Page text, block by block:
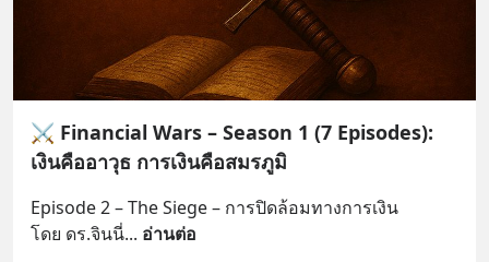
⚔️ Financial Wars – Season 1 (7 Episodes):
เงินคืออาวุธ การเงินคือสมรภูมิ
Episode 2 – The Siege – การปิดล้อมทางการเงิน
โดย ดร.จินนี่... อ่านต่อ